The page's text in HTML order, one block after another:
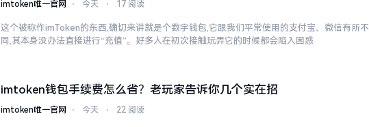
imtoken唯一官网 ⋅ 今天 ⋅ 17 阅读
这个被称作imToken的东西,确切来讲就是个数字钱包,它跟我们平常使用的支付宝、微信有所不
同,其本身没办法直接进行“充值”。好多人在初次接触玩弄它的时候都会陷入困惑
imtoken钱包手续费怎么省？老玩家告诉你几个实在招
imtoken唯一官网 ⋅ 今天 ⋅ 22 阅读